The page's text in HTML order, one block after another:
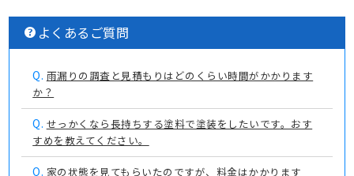
よくあるご質問
Q. 雨漏りの調査と見積もりはどのくらい時間がかかります
か？
Q. せっかくなら長持ちする塗料で塗装をしたいです。おす
すめを教えてください。
Q. 家の状態を見てもらいたのですが、料金はかかります